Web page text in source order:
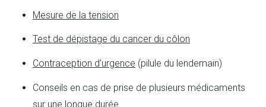
Mesure de la tension
Test de dépistage du cancer du côlon
Contraception d’urgence (pilule du lendemain)
Conseils en cas de prise de plusieurs médicaments
sur une longue durée